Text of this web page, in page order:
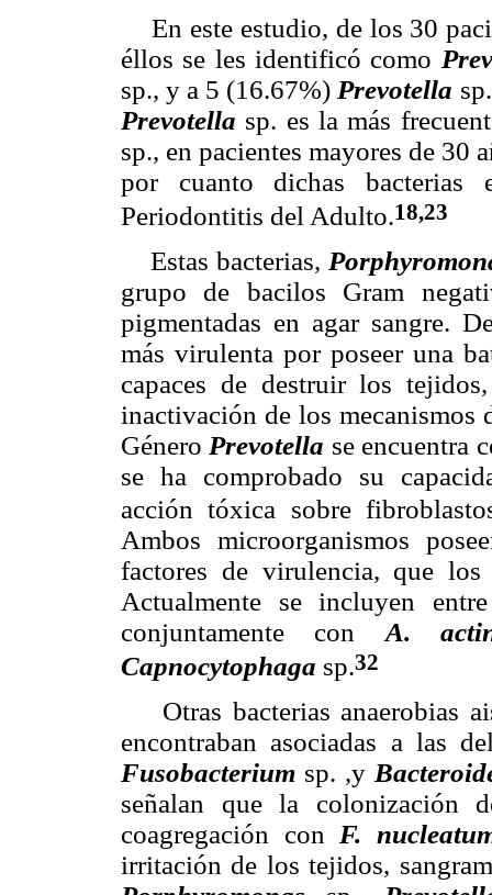
En este estudio, de los 30
éllos se les identificó como
sp., y a 5 (16.67%)Prevotella
Prevotella sp. es la más
sp., en pacientes mayores de 30
por cuanto dichas bacterias
Periodontitis del Adulto.18,23
Estas bacterias,
grupo de bacilos Gram
pigmentadas en agar sangre.
más virulenta por poseer una
capaces de destruir los
inactivación de los mecanismos
Género Prevotella se encuentra
se ha comprobado su
acción tóxica sobre
Ambos microorganismos
factores de virulencia, que
Actualmente se incluyen
conjuntamente con A.
Capnocytophaga sp.32
Otras bacterias anaerobias
encontraban asociadas a las
Fusobacterium sp. ,y
señalan que la colonización
coagregación con F.
irritación de los tejidos,